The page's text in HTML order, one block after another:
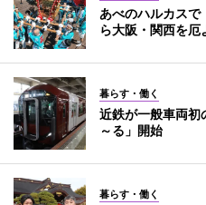
あべのハルカス
ら大阪・関西を厄
暮らす・働く
近鉄が一般車両初
～る」開始
暮らす・働く